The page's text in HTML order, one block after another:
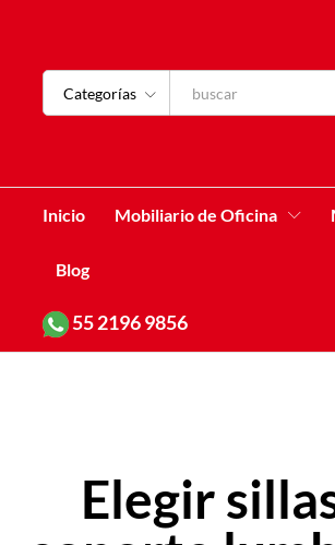
Categorías
Inicio Mobiliario de Oficina
Blog
552196 9856
Elegir